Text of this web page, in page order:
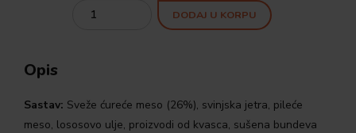
Quantity
DODAJ U KORPU
Opis
Sastav: Sveže ćureće meso (26%), svinjska jetra, pileće
meso, lososovo ulje, proizvodi od kvasca, sušena bundeva